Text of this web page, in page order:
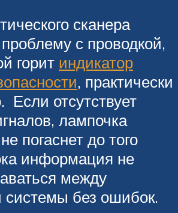
сканера
с проводкой,
горит индикатор
, практически
Если отсутствует
лампочка
погаснет до того
информация не
между
без ошибок.